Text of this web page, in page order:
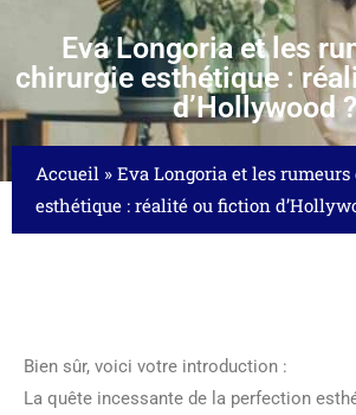
Eva Longoria et les
chirurgie esthétique :
d’Hollywood ?
Accueil » Eva Longoria et les
esthétique : réalité ou fiction
Bien sûr, voici votre introduction :
La quête incessante de la perfection